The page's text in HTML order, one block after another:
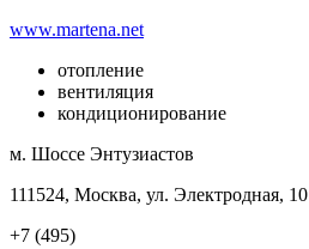
www.martena.net
отопление
вентиляция
кондиционирование
м. Шоссе Энтузиастов
111524, Москва, ул. Электродная, 10
+7 (495)